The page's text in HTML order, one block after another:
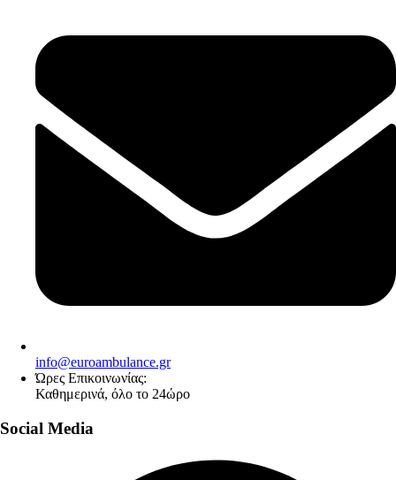
info@euroambulance.gr
Ώρες Επικοινωνίας:
Καθημερινά, όλο το 24ώρο
Social Media